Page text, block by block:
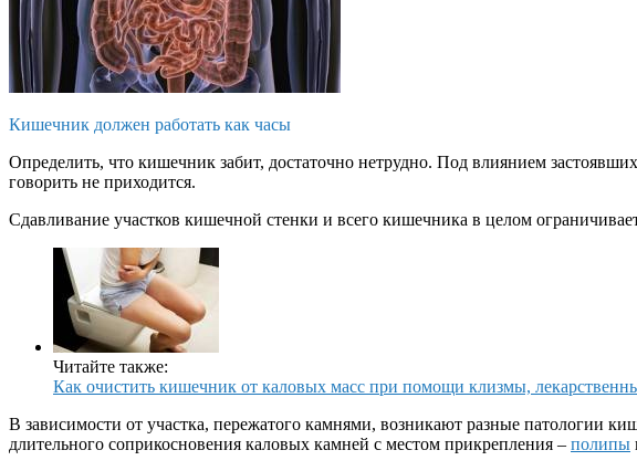
Кишечник должен работать как часы
Определить, что кишечник забит, достаточно нетрудно. Под влиянием
говорить не приходится.
Сдавливание участков кишечной стенки и всего кишечника в целом
Читайте также:
Как очистить кишечник от каловых масс при помощи клизмы,
В зависимости от участка, пережатого камнями, возникают разные патологии
длительного соприкосновения каловых камней с местом прикрепления – полипы